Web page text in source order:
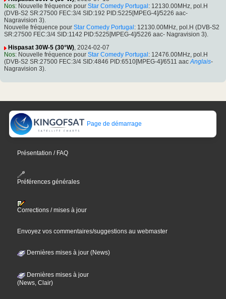
Nos: Nouvelle fréquence pour Star Comedy Portugal : 12130.00MHz, pol.H
(DVB-S2 SR:27500 FEC:3/4 SID:192 PID:5225[MPEG-4]/5226 aac-
Nagravision 3).
Nouvelle fréquence pour Star Comedy Portugal : 12130.00MHz, pol.H (DVB-S2
SR:27500 FEC:3/4 SID:1142 PID:5225[MPEG-4]/5226 aac- Nagravision 3).
Hispasat 30W-5 (30°W), 2024-02-07
Nos: Nouvelle fréquence pour Star Comedy Portugal : 12476.00MHz, pol.H
(DVB-S2 SR:27500 FEC:3/4 SID:4846 PID:6510[MPEG-4]/6511 aac Anglais-
Nagravision 3).
Page de démarrage
Présentation / FAQ
Préférences générales
Corrections / mises à jour
Envoyez vos commentaires/suggestions au webmaster
Dernières mises à jour (News)
Dernières mises à jour
(News, Clair)